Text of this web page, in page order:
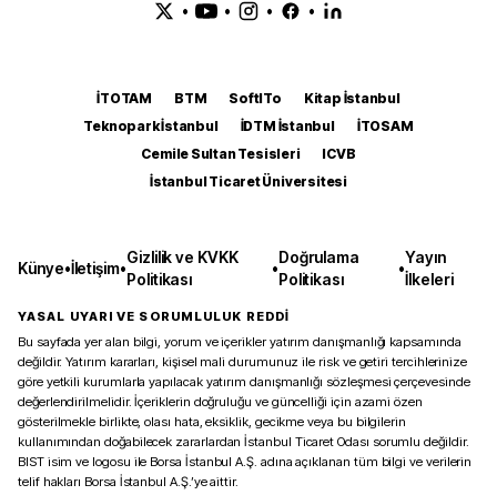
• • • •
İTOTAM BTM SoftITo
Kitap İstanbul
Teknopark İstanbul
İDTM İstanbul
İTOSAM
Cemile Sultan Tesisleri
ICVB
İstanbul Ticaret Üniversitesi
Künye•İletişim•
Gizlilik ve KVKK
Politikası
•
Doğrulama
Politikası
•
Yayın
İlkeleri
YASAL UYARI VE SORUMLULUK REDDİ
Bu sayfada yer alan bilgi, yorum ve içerikler yatırım danışmanlığı kapsamında
değildir. Yatırım kararları, kişisel mali durumunuz ile risk ve getiri tercihlerinize
göre yetkili kurumlarla yapılacak yatırım danışmanlığı sözleşmesi çerçevesinde
değerlendirilmelidir. İçeriklerin doğruluğu ve güncelliği için azami özen
gösterilmekle birlikte, olası hata, eksiklik, gecikme veya bu bilgilerin
kullanımından doğabilecek zararlardan İstanbul Ticaret Odası sorumlu değildir.
BIST isim ve logosu ile Borsa İstanbul A.Ş. adına açıklanan tüm bilgi ve verilerin
telif hakları Borsa İstanbul A.Ş.’ye aittir.